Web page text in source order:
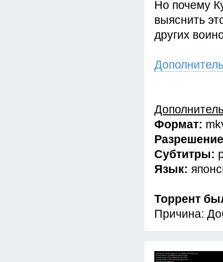
Но почему
выяснить
других
Формат:
Субтитры:
Язык:
Торрент
Причина: